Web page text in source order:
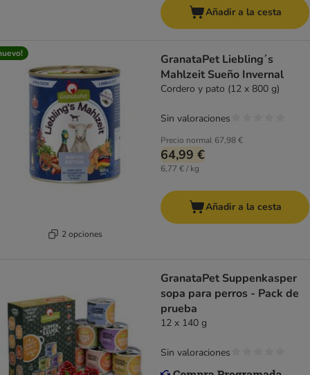
Añadir a la cesta
2 opciones
GranataPet Liebling´s
Mahlzeit Sueño Invernal
Cordero y pato (12 x 800 g)
Precio normal 67,98 €
64,99 €
6,77 € / kg
Sin valoraciones
Añadir a la cesta
GranataPet Suppenkasper
sopa para perros - Pack de
prueba
12 x 140 g
Sin valoraciones